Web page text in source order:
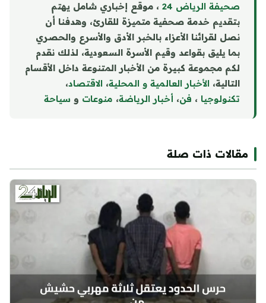
صحيفة الرياض 24
، موقع إخباري شامل يهتم
بتقديم خدمة صحفية متميزة للقارئ، وهدفنا أن
نصل لقرائنا الأعزاء بالخبر الأدق والأسرع والحصري
بما يليق بقواعد وقيم الأسرة السعودية، لذلك نقدم
لكم مجموعة كبيرة من الأخبار المتنوعة داخل الأقسام
التالية، الأخبار العالمية و المحلية، الاقتصاد،
تكنولوجيا ، فن، أخبار الرياضة، منوعات و سياحة
مقالات ذات صلة